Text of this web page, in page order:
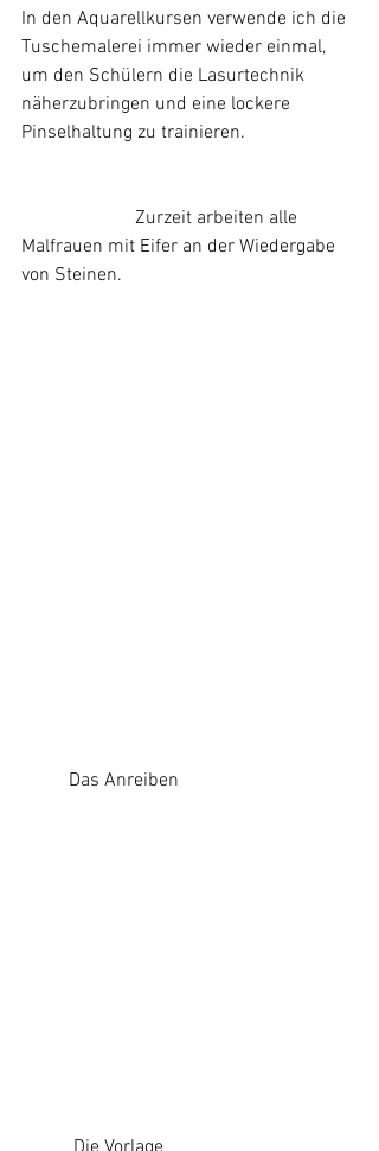
In den Aquarellkursen verwende ich die
Tuschemalerei immer wieder einmal,
um den Schülern die Lasurtechnik
näherzubringen und eine lockere
Pinselhaltung zu trainieren.
Malfrauen mit Eifer an der Wiedergabe
von Steinen.
          Das Anreiben